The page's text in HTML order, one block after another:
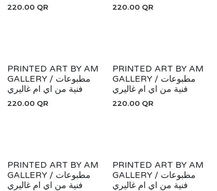
220.00 QR 220.00 QR
New!
PRINTED ART BY AM
GALLERY / مطبوعات
فنية من اي ام غاليري
220.00 QR
New!
PRINTED ART BY AM
GALLERY / مطبوعات
فنية من اي ام غاليري
220.00 QR
New!
PRINTED ART BY AM
GALLERY / مطبوعات
فنية من اي ام غاليري
New!
PRINTED ART BY AM
GALLERY / مطبوعات
فنية من اي ام غاليري